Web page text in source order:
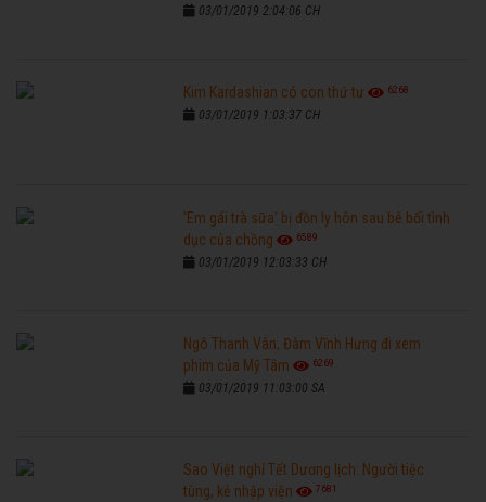
03/01/2019 2:04:06 CH
Kim Kardashian có con thứ tư 6268
03/01/2019 1:03:37 CH
'Em gái trà sữa' bị đồn ly hôn sau bê bối tình
dục của chồng
6589
03/01/2019 12:03:33 CH
Ngô Thanh Vân, Đàm Vĩnh Hưng đi xem
phim của Mỹ Tâm
6269
03/01/2019 11:03:00 SA
Sao Việt nghỉ Tết Dương lịch: Người tiệc
tùng, kẻ nhập viện
7681